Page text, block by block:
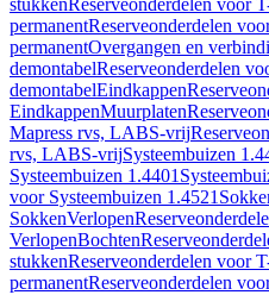
stukkenReserveonderdelen voor
permanentReserveonderdelen
permanentOvergangen en
demontabelReserveonderdelen
demontabelEindkappen
EindkappenMuurplaten
Mapress rvs, LABS-vrij
rvs, LABS-vrijSysteembuizen
Systeembuizen 1.4401
voor Systeembuizen 1.4521
SokkenVerlopen
VerlopenBochten
stukkenReserveonderdelen voor
permanentReserveonderdelen